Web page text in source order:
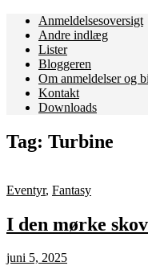
Anmeldelsesoversigt
Andre indlæg
Lister
Bloggeren
Om anmeldelser og
Kontakt
Downloads
Tag: Turbine
Eventyr, Fantasy
I den mørke
juni 5, 2025